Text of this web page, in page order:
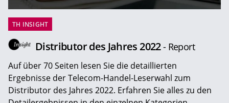
TH INSIGHT
Distributor des Jahres 2022- Report
Auf über 70 Seiten lesen Sie die detaillierten
Ergebnisse der Telecom-Handel-Leserwahl zum
Distributor des Jahres 2022. Erfahren Sie alles zu den